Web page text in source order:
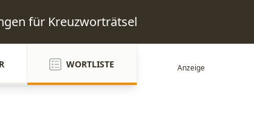
für Kreuzworträtsel
WORTLISTE